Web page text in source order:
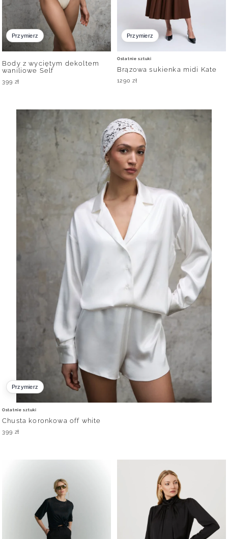
Przymierz
Body z wyciętym dekoltem
waniliowe Self
399 zł
Przymierz
Brązowa sukienka midi Kate
1290zł
Ostatnie sztuki
Przymierz
Chusta koronkowa off white
399 zł
Ostatnie sztuki